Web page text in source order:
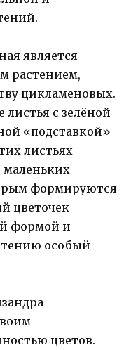
является
растением,
цикламеновых.
с зелёной
«подставкой»
листьях
маленьких
формируются
цветочек
формой и
особый
цветов.